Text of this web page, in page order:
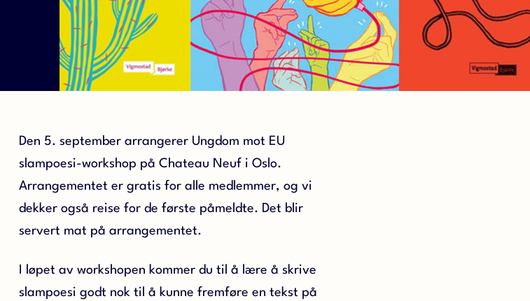
Den 5. september arrangerer Ungdom mot EU
slampoesi-workshop på Chateau Neuf i Oslo.
Arrangementet er gratis for alle medlemmer, og vi
dekker også reise for de første påmeldte. Det blir
servert mat på arrangementet.
I løpet av workshopen kommer du til å lære å skrive
slampoesi godt nok til å kunne fremføre en tekst på